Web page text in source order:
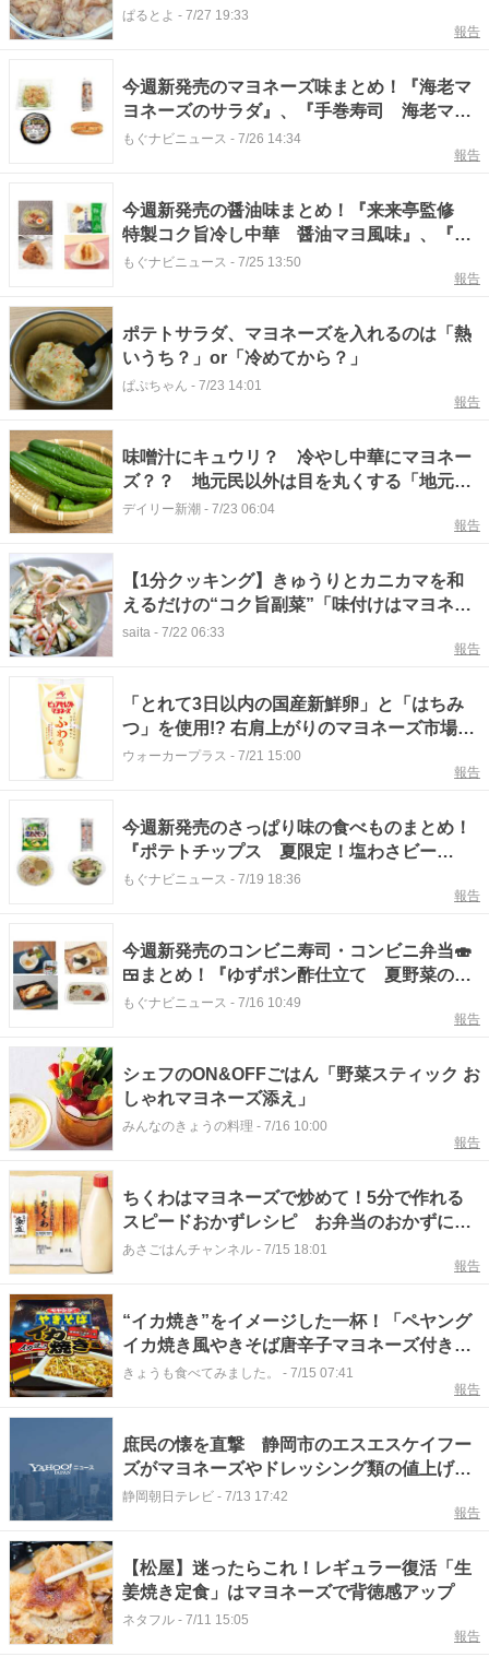
単」
ぱるとよ - 7/27 19:33
報告
今週新発売のマヨネーズ味まとめ！『海老マ
ヨネーズのサラダ』、『手巻寿司 海老マヨ
ネーズ巻』など♪
もぐナビニュース - 7/26 14:34
報告
今週新発売の醤油味まとめ！『来来亭監修
特製コク旨冷し中華 醤油マヨ風味』、『直
巻おむすび シーチキン醤油』など♪
もぐナビニュース - 7/25 13:50
報告
ポテトサラダ、マヨネーズを入れるのは「熱
いうち？」or「冷めてから？」
ぱぷちゃん - 7/23 14:01
報告
味噌汁にキュウリ？ 冷やし中華にマヨネー
ズ？？ 地元民以外は目を丸くする「地元で
定番の食べ方」の奥深い世界
デイリー新潮 - 7/23 06:04
報告
【1分クッキング】きゅうりとカニカマを和
えるだけの“コク旨副菜”「味付けはマヨネー
ズだけじゃない」
saita - 7/22 06:33
報告
「とれて3日以内の国産新鮮卵」と「はちみ
つ」を使用!? 右肩上がりのマヨネーズ市場に
味の素(株)から新星現る！
ウォーカープラス - 7/21 15:00
報告
今週新発売のさっぱり味の食べものまとめ！
『ポテトチップス 夏限定！塩わさビー
フ』、『手巻寿司 海老マヨネーズ巻』など♪
もぐナビニュース - 7/19 18:36
報告
今週新発売のコンビニ寿司・コンビニ弁当🍣
🍱まとめ！『ゆずポン酢仕立て 夏野菜のネ
バネバご飯 麦入りご飯』、『おにぎり２個
もぐナビニュース - 7/16 10:49
報告
シェフのON&OFFごはん「野菜スティック お
しゃれマヨネーズ添え」
みんなのきょうの料理 - 7/16 10:00
報告
ちくわはマヨネーズで炒めて！5分で作れる
スピードおかずレシピ お弁当のおかずにも
是非♪
あさごはんチャンネル - 7/15 18:01
報告
“イカ焼き”をイメージした一杯！「ペヤング
イカ焼き風やきそば唐辛子マヨネーズ付き」
をレビュー
きょうも食べてみました。 - 7/15 07:41
報告
庶民の懐を直撃 静岡市のエスエスケイフー
ズがマヨネーズやドレッシング類の値上げを
発表 中東情勢に伴う包装資材費や物流費な
静岡朝日テレビ - 7/13 17:42
報告
【松屋】迷ったらこれ！レギュラー復活「生
姜焼き定食」はマヨネーズで背徳感アップ
ネタフル - 7/11 15:05
報告